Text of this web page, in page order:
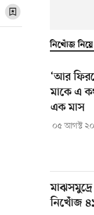
নিখোঁজ
‘আর
মাকে এ
এক মাস
০৫ আগস্ট
নিখোঁজ